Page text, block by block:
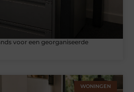
voor een georganiseerde
WONINGEN